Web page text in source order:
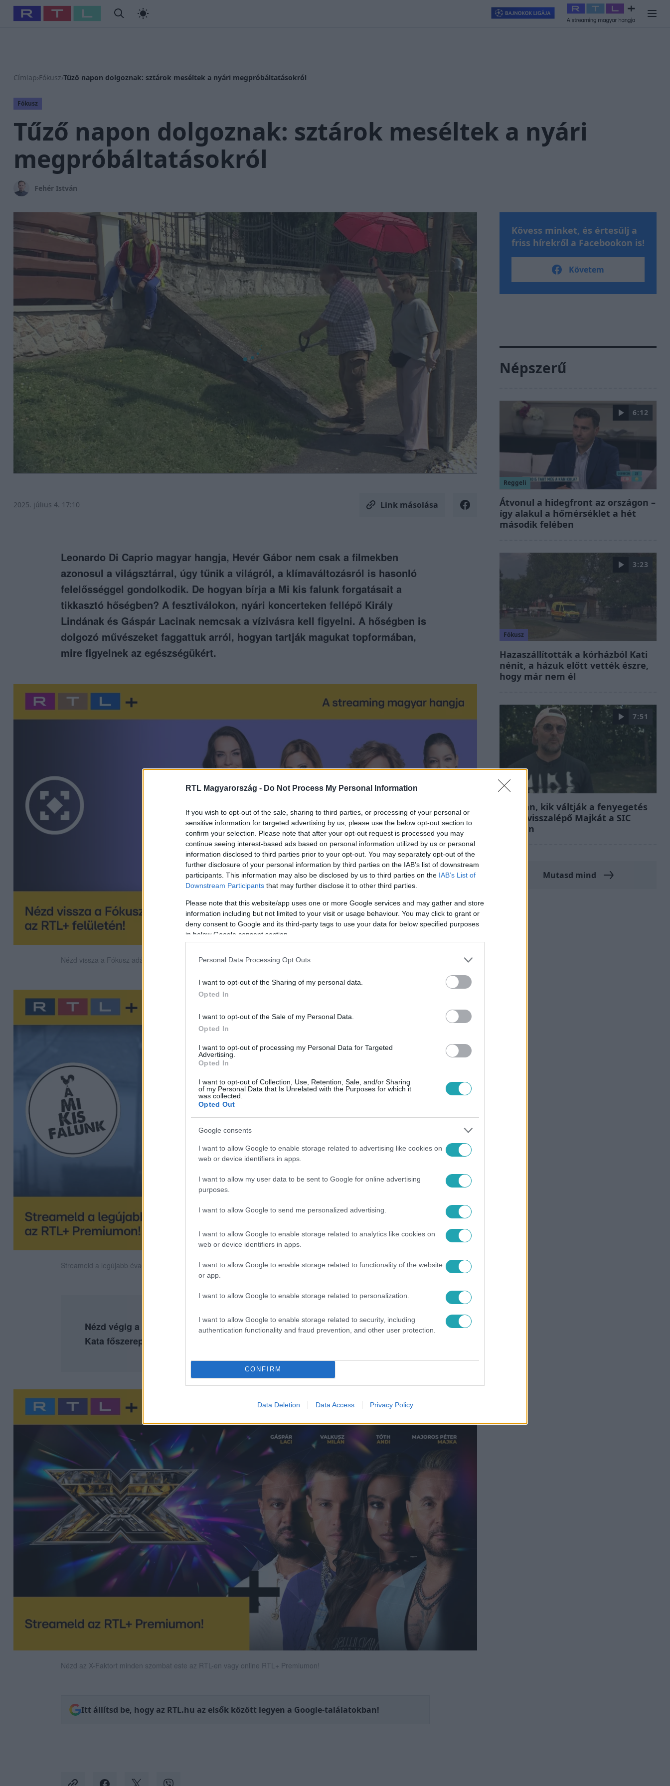
RTL Magyarország - Do Not Process My Personal Information
If you wish to opt-out of the sale, sharing to third parties, or processing of your personal or
sensitive information for targeted advertising by us, please use the below opt-out section to
confirm your selection. Please note that after your opt-out request is processed you may
continue seeing interest-based ads based on personal information utilized by us or personal
information disclosed to third parties prior to your opt-out. You may separately opt-out of the
further disclosure of your personal information by third parties on the IAB’s list of downstream
participants. This information may also be disclosed by us to third parties on the IAB’s List of
Downstream Participants that may further disclose it to other third parties.
Please note that this website/app uses one or more Google services and may gather and store
information including but not limited to your visit or usage behaviour. You may click to grant or
deny consent to Google and its third-party tags to use your data for below specified purposes
in below Google consent section.
Personal Data Processing Opt Outs
I want to opt-out of the Sharing of my personal data.
Opted In
I want to opt-out of the Sale of my Personal Data.
Opted In
I want to opt-out of processing my Personal Data for Targeted
Advertising.
Opted In
I want to opt-out of Collection, Use, Retention, Sale, and/or Sharing
of my Personal Data that Is Unrelated with the Purposes for which it
was collected.
Opted Out
Google consents
I want to allow Google to enable storage related to advertising like cookies on
web or device identifiers in apps.
I want to allow my user data to be sent to Google for online advertising
purposes.
I want to allow Google to send me personalized advertising.
I want to allow Google to enable storage related to analytics like cookies on
web or device identifiers in apps.
I want to allow Google to enable storage related to functionality of the website
or app.
I want to allow Google to enable storage related to personalization.
I want to allow Google to enable storage related to security, including
authentication functionality and fraud prevention, and other user protection.
CONFIRM
Data Deletion Data Access Privacy Policy
Babits Marcella #Szellő István #Most Wanted RTL+ #Exek csatája 2026 #Celeb vagyok, ments
Címlap›Fókusz›Tűző napon dolgoznak: sztárok meséltek a nyári megpróbáltatásokról
Fókusz
Tűző napon dolgoznak: sztárok meséltek a nyári
megpróbáltatásokról
Fehér István
2025. július 4. 17:10 Link másolása
Leonardo Di Caprio magyar hangja, Hevér Gábor nem csak a filmekben
azonosul a világsztárral, úgy tűnik a világról, a klímaváltozásról is hasonló
felelősséggel gondolkodik. De hogyan bírja a Mi kis falunk forgatásait a
tikkasztó hőségben? A fesztiválokon, nyári koncerteken fellépő Király
Lindának és Gáspár Lacinak nemcsak a vízivásra kell figyelni. A hőségben is
dolgozó művészeket faggattuk arról, hogyan tartják magukat topformában,
mire figyelnek az egészségükért.
Nézd vissza a Fókusz adásait az RTL+-on!
Streameld a legújabb évadot az RTL+ Premiumon!
Nézd végig a teljes Pokoli rokonok vígjáték sorozatot Árpa Attila és Dobó
Kata főszereplésével az
Nézd az X-Faktort minden szombat este az RTL-en vagy online RTL+ Premiumon!
Itt állítsd be, hogy az RTL.hu az elsők között legyen a Google-találatokban!
Kövess minket, és értesülj a
friss hírekről a Facebookon is!
Követem
Népszerű
6:12
Reggeli
Átvonul a hidegfront az országon –
így alakul a hőmérséklet a hét
második felében
3:23
Fókusz
Hazaszállították a kórházból Kati
nénit, a házuk előtt vették észre,
hogy már nem él
7:51
Fókusz
Megvan, kik váltják a fenyegetés
miatt visszalépő Majkát a SIC
Feszten
Mutasd mind